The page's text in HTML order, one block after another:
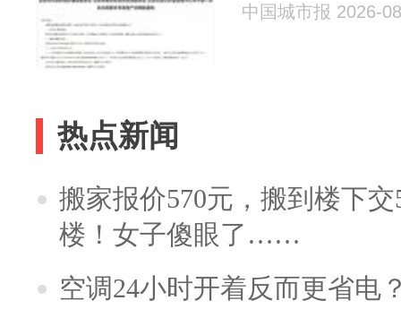
中国城市报 2026-
热点新闻
搬家报价570元，搬到楼下
楼！女子傻眼了……
空调24小时开着反而更省电